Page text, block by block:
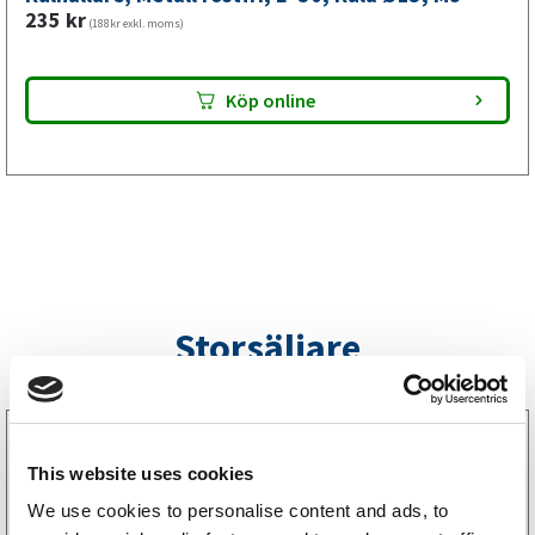
This website uses cookies
We use cookies to personalise content and ads, to
mm,
mängd
235 kr (188kr exkl. moms)
Köp online
Storsäljare
LGF Skylt Självhäftande